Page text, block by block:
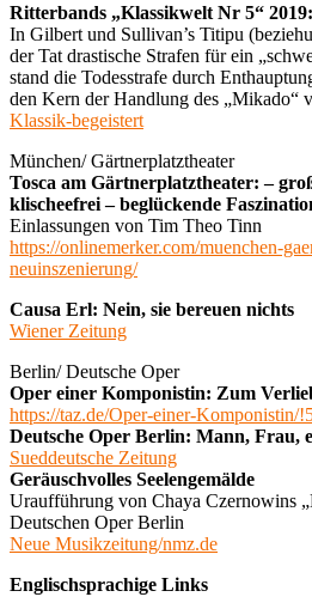
Ritterbands „Klassikwelt Nr 5“
In Gilbert und Sullivan’s Titipu
der Tat drastische Strafen für ein
stand die Todesstrafe durch
den Kern der Handlung des „Mikado“
Klassik-begeistert
München/ Gärtnerplatztheater
Tosca am Gärtnerplatztheater: –
klischeefrei – beglückende
Einlassungen von Tim Theo Tinn
https://onlinemerker.com/muenchen-
neuinszenierung/
Causa Erl: Nein, sie bereuen nichts
Wiener Zeitung
Berlin/ Deutsche Oper
Oper einer Komponistin: Zum
https://taz.de/Oper-einer-Komponistin/
Deutsche Oper Berlin: Mann, Frau,
Sueddeutsche Zeitung
Geräuschvolles Seelengemälde
Uraufführung von Chaya Czernowins
Deutschen Oper Berlin
Neue Musikzeitung/nmz.de
Englischsprachige Links